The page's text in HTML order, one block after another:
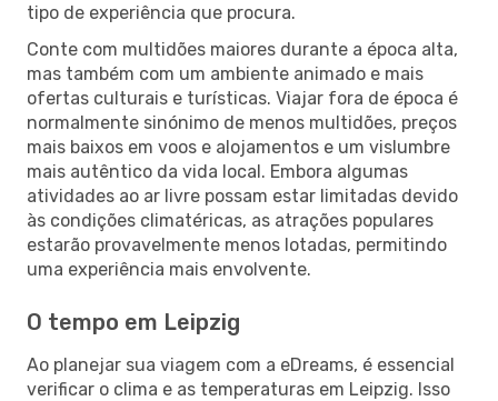
tipo de experiência que procura.
Conte com multidões maiores durante a época alta,
mas também com um ambiente animado e mais
ofertas culturais e turísticas. Viajar fora de época é
normalmente sinónimo de menos multidões, preços
mais baixos em voos e alojamentos e um vislumbre
mais autêntico da vida local. Embora algumas
atividades ao ar livre possam estar limitadas devido
às condições climatéricas, as atrações populares
estarão provavelmente menos lotadas, permitindo
uma experiência mais envolvente.
O tempo em Leipzig
Ao planejar sua viagem com a eDreams, é essencial
verificar o clima e as temperaturas em Leipzig. Isso